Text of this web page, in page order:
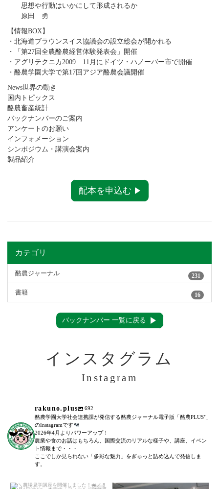
思想や行動はいかにして形成されるか
原田 勇
【情報BOX】
・北海道ブラウンスイス協議会の設立総会が開かれる
・「第27回全農酪農経営体験発表会」開催
・アグリテクニカ2009 11月にドイツ・ハノーバー市で開催
・酪農学園大学で第17回アジア酪農会議開催
News世界の動き
国内トピックス
酪農畜産統計
バックナンバーのご案内
アンケートのお願い
インフォメーション
シンポジウム・講演会案内
製品紹介
配本を申込む
カテゴリ
酪農ジャーナル 231
書籍 16
バックナンバー 一覧に戻る
インスタグラム
Instagram
rakuno.plus
692
酪農学園大学社会連携課が発信する酪農ジャーナル電子版「酪農PLUS⁺」
のInstagramです
2026年4月よりパワーアップ！
農業や食のお話はもちろん、国際交流のリアルな様子や、講座、イベン
ト情報まで・・・
ここでしか見られない「多彩な魅力」をぎゅっと詰め込んで発信しま
す。